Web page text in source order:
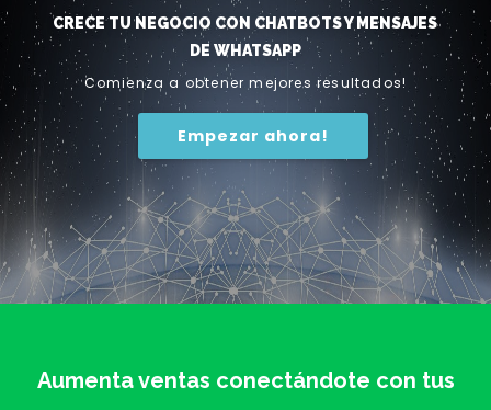
CRECE TU NEGOCIO CON CHATBOTS Y MENSAJES
DE WHATSAPP
Comienza a obtener mejores resultados!
Empezar ahora!
Aumenta ventas conectándote con tus